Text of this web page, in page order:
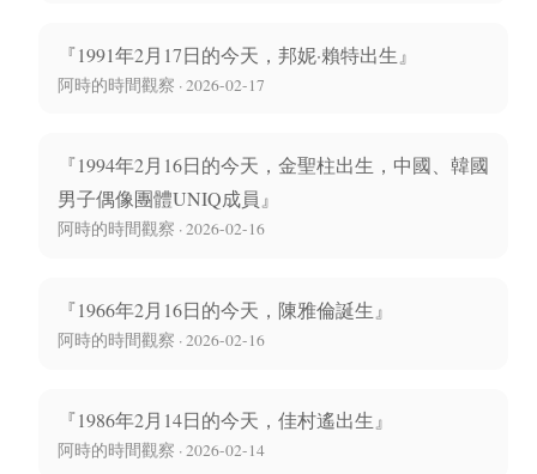
『1991年2月17日的今天，邦妮·賴特出生』
阿時的時間觀察 · 2026-02-17
『1994年2月16日的今天，金聖柱出生，中國、韓國
男子偶像團體UNIQ成員』
阿時的時間觀察 · 2026-02-16
『1966年2月16日的今天，陳雅倫誕生』
阿時的時間觀察 · 2026-02-16
『1986年2月14日的今天，佳村遙出生』
阿時的時間觀察 · 2026-02-14